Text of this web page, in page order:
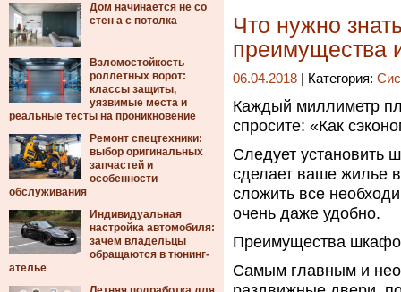
Дом начинается не со
стен а с потолка
Взломостойкость
роллетных ворот:
классы защиты,
уязвимые места и
реальные тесты на проникновение
Ремонт спецтехники:
выбор оригинальных
запчастей и
особенности
обслуживания
Индивидуальная
настройка автомобиля:
зачем владельцы
обращаются в тюнинг-
ателье
Что нужно
преимущества
06.04.2018 | Категория:
Каждый миллиметр
спросите: «Как
Следует установить
сделает ваше жилье
сложить все
очень даже удобно.
Преимущества
Самым главным и